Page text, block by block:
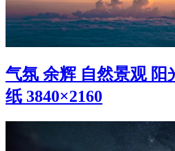
气氛 余辉 自然景观 阳
纸 3840×2160